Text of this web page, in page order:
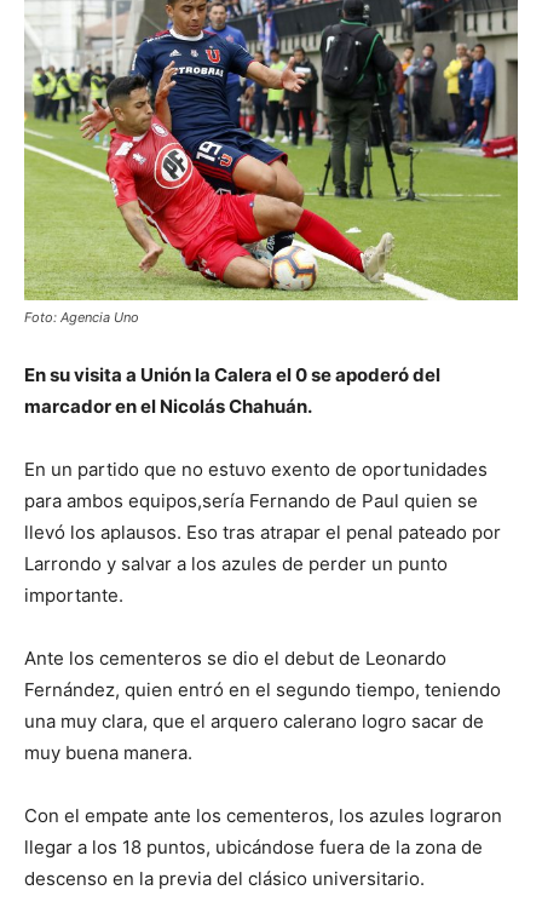
Foto: Agencia Uno
En su visita a Unión la Calera el 0 se apoderó del
marcador en el Nicolás Chahuán.
En un partido que no estuvo exento de oportunidades
para ambos equipos,sería Fernando de Paul quien se
llevó los aplausos. Eso tras atrapar el penal pateado por
Larrondo y salvar a los azules de perder un punto
importante.
Ante los cementeros se dio el debut de Leonardo
Fernández, quien entró en el segundo tiempo, teniendo
una muy clara, que el arquero calerano logro sacar de
muy buena manera.
Con el empate ante los cementeros, los azules lograron
llegar a los 18 puntos, ubicándose fuera de la zona de
descenso en la previa del clásico universitario.